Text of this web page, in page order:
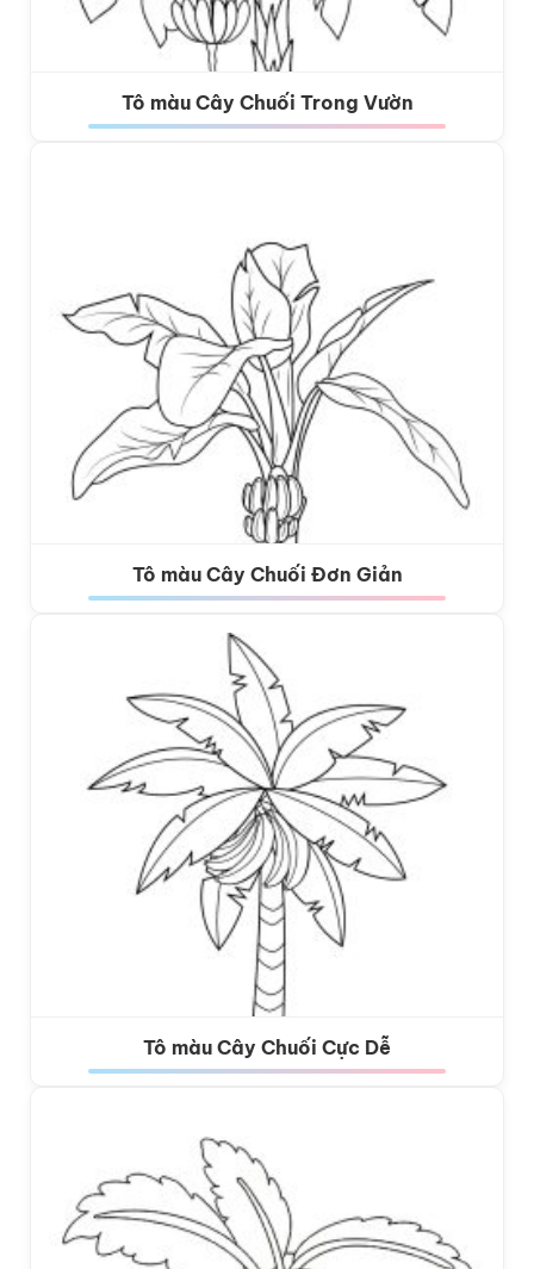
Tô màu Cây Chuối Trong Vườn
Tô màu Cây Chuối Đơn Giản
Tô màu Cây Chuối Cực Dễ